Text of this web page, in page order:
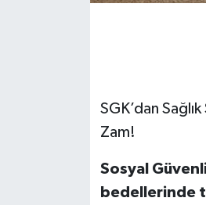
SGK’dan
Zam!
Sosyal
bedellerinde